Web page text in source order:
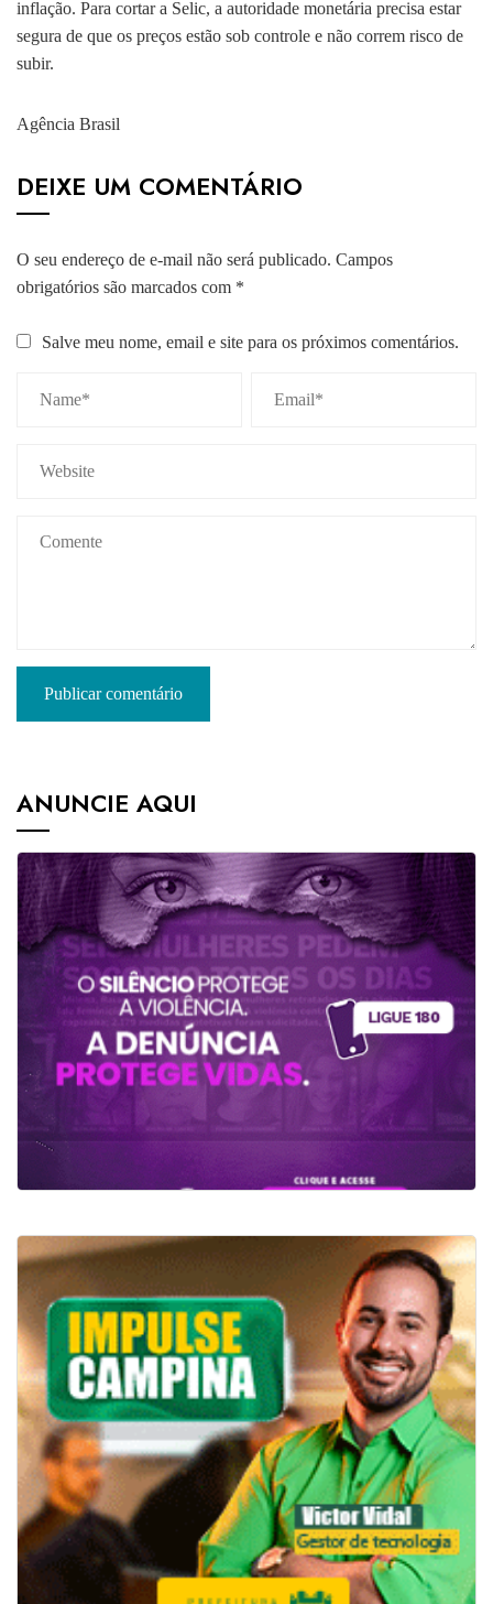
inflação. Para cortar a Selic, a autoridade monetária precisa estar
segura de que os preços estão sob controle e não correm risco de
subir.
Agência Brasil
DEIXE UM COMENTÁRIO
O seu endereço de e-mail não será publicado. Campos
obrigatórios são marcados com *
Salve meu nome, email e site para os próximos comentários.
ANUNCIE AQUI